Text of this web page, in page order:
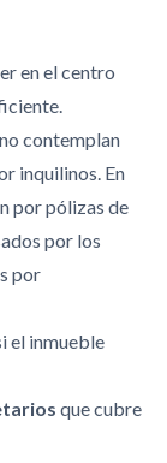
en el centro
no contemplan
inquilinos. En
por pólizas de
por los
por
el inmueble
que cubre